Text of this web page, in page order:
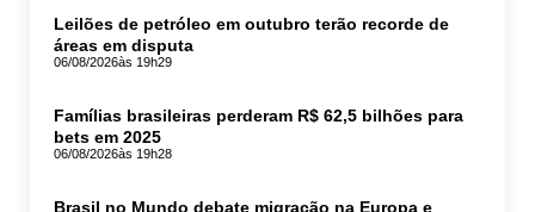
Leilões de petróleo em outubro terão recorde de
áreas em disputa
06/08/2026às 19h29
Famílias brasileiras perderam R$ 62,5 bilhões para
bets em 2025
06/08/2026às 19h28
Brasil no Mundo debate migração na Europa e